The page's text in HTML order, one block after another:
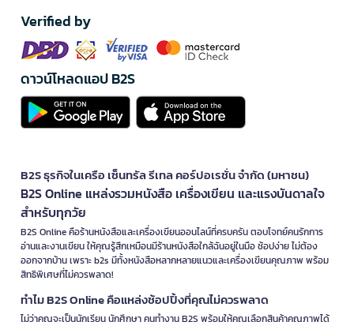
Verified by
ดาวน์โหลดแอป B2S
B2S ธุรกิจในเครือ เซ็นทรัล รีเทล คอร์ปอเรชั่น จำกัด (มหาชน)
B2S Online แหล่งรวมหนังสือ เครื่องเขียน และแรงบันดาลใจ
สำหรับทุกวัย
B2S Online คือร้านหนังสือและเครื่องเขียนออนไลน์ที่ครบครัน ตอบโจทย์คนรักการ
อ่านและงานเขียน ให้คุณรู้สึกเหมือนมีร้านหนังสือใกล้ฉันอยู่ในมือ ช้อปง่าย ไม่ต้อง
ออกจากบ้าน เพราะ b2s มีทั้งหนังสือหลากหลายแนวและเครื่องเขียนคุณภาพ พร้อม
สิทธิพิเศษที่ไม่ควรพลาด!
ทำไม B2S Online คือแหล่งช้อปปิ้งที่คุณไม่ควรพลาด
ไม่ว่าคุณจะเป็นนักเรียน นักศึกษา คนทำงาน B2S พร้อมให้คุณเลือกสินค้าคุณภาพได้